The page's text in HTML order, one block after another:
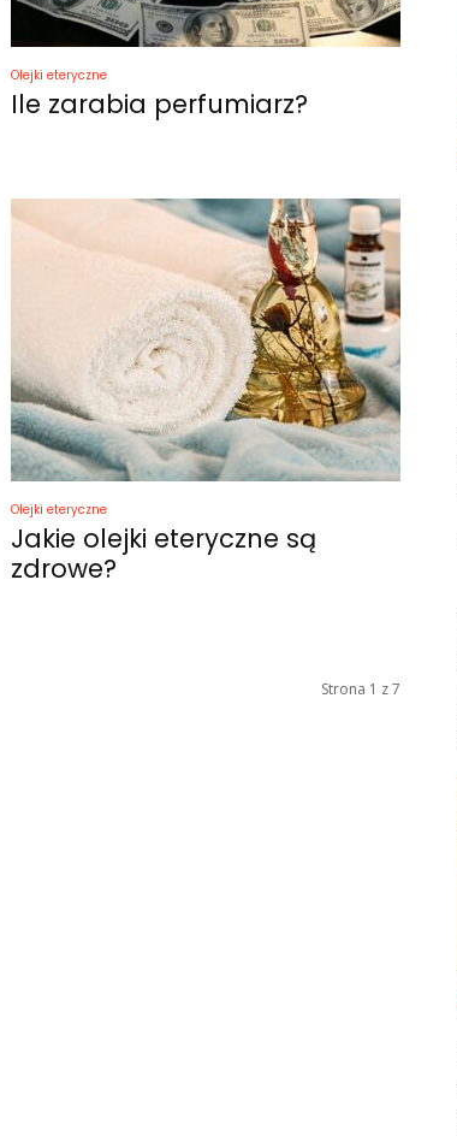
Olejki eteryczne
Ile zarabia perfumiarz?
Olejki eteryczne
Jakie olejki eteryczne są
zdrowe?
Strona 1 z 7